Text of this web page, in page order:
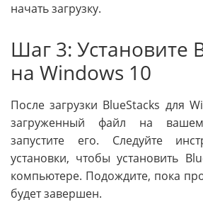
начать загрузку.
Шаг 3: Установите
на Windows 10
После загрузки BlueStacks для
загруженный файл на
запустите его. Следуйте
установки, чтобы установить
компьютере. Подождите, пока
будет завершен.